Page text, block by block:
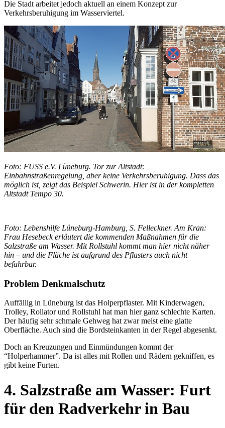
Die Stadt arbeitet jedoch aktuell an einem Konzept zur
Verkehrsberuhigung im Wasserviertel.
Foto: FUSS e.V. Lüneburg. Tor zur Altstadt:
Einbahnstraßenregelung, aber keine Verkehrsberuhigung. Dass das
möglich ist, zeigt das Beispiel Schwerin. Hier ist in der kompletten
Altstadt Tempo 30.
Foto: Lebenshilfe Lüneburg-Hamburg, S. Felleckner. Am Kran:
Frau Hesebeck erläutert die kommenden Maßnahmen für die
Salzstraße am Wasser. Mit Rollstuhl kommt man hier nicht näher
hin – und die Fläche ist aufgrund des Pflasters auch nicht
befahrbar.
Problem Denkmalschutz
Auffällig in Lüneburg ist das Holperpflaster. Mit Kinderwagen,
Trolley, Rollator und Rollstuhl hat man hier ganz schlechte Karten.
Der häufig sehr schmale Gehweg hat zwar meist eine glatte
Oberfläche. Auch sind die Bordsteinkanten in der Regel abgesenkt.
Doch an Kreuzungen und Einmündungen kommt der
“Holperhammer”. Da ist alles mit Rollen und Rädern gekniffen, es
gibt keine Furten.
4. Salzstraße am Wasser: Furt
für den Radverkehr in Bau